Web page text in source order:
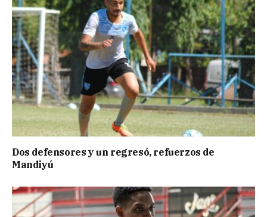
Dos defensores y un regresó, refuerzos de
Mandiyú